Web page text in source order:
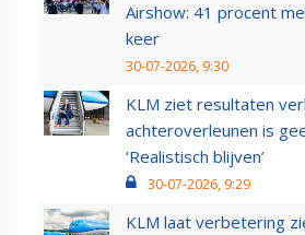
Airshow: 41 procent
keer
30-07-2026, 9:30
KLM ziet resultaten
achteroverleunen is
‘Realistisch blijven’
30-07-2026, 9:29
KLM laat verbetering